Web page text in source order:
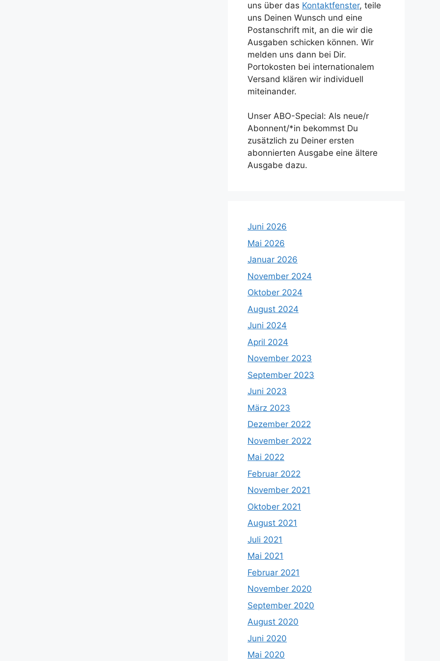
uns über das Kontaktfenster, teile
uns Deinen Wunsch und eine
Postanschrift mit, an die wir die
Ausgaben schicken können. Wir
melden uns dann bei Dir.
Portokosten bei internationalem
Versand klären wir individuell
miteinander.
Unser ABO-Special: Als neue/r
Abonnent/*in bekommst Du
zusätzlich zu Deiner ersten
abonnierten Ausgabe eine ältere
Ausgabe dazu.
Juni 2026
Mai 2026
Januar 2026
November 2024
Oktober 2024
August 2024
Juni 2024
April 2024
November 2023
September 2023
Juni 2023
März 2023
Dezember 2022
November 2022
Mai 2022
Februar 2022
November 2021
Oktober 2021
August 2021
Juli 2021
Mai 2021
Februar 2021
November 2020
September 2020
August 2020
Juni 2020
Mai 2020